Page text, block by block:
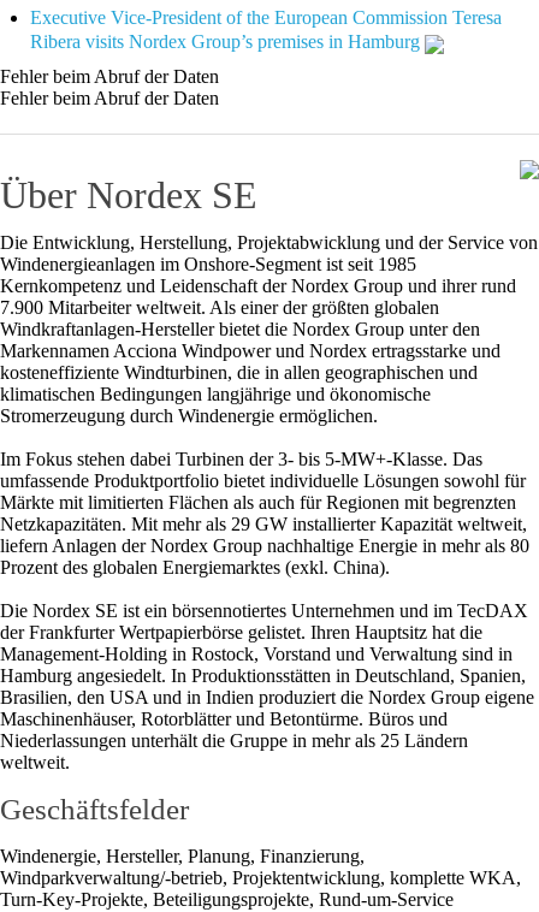
Executive Vice‑President of the European Commission Teresa
Ribera visits Nordex Group’s premises in Hamburg
Fehler beim Abruf der Daten
Fehler beim Abruf der Daten
Über Nordex SE
Die Entwicklung, Herstellung, Projektabwicklung und der Service von
Windenergieanlagen im Onshore-Segment ist seit 1985
Kernkompetenz und Leidenschaft der Nordex Group und ihrer rund
7.900 Mitarbeiter weltweit. Als einer der größten globalen
Windkraftanlagen-Hersteller bietet die Nordex Group unter den
Markennamen Acciona Windpower und Nordex ertragsstarke und
kosteneffiziente Windturbinen, die in allen geographischen und
klimatischen Bedingungen langjährige und ökonomische
Stromerzeugung durch Windenergie ermöglichen.
Im Fokus stehen dabei Turbinen der 3- bis 5-MW+-Klasse. Das
umfassende Produktportfolio bietet individuelle Lösungen sowohl für
Märkte mit limitierten Flächen als auch für Regionen mit begrenzten
Netzkapazitäten. Mit mehr als 29 GW installierter Kapazität weltweit,
liefern Anlagen der Nordex Group nachhaltige Energie in mehr als 80
Prozent des globalen Energiemarktes (exkl. China).
Die Nordex SE ist ein börsennotiertes Unternehmen und im TecDAX
der Frankfurter Wertpapierbörse gelistet. Ihren Hauptsitz hat die
Management-Holding in Rostock, Vorstand und Verwaltung sind in
Hamburg angesiedelt. In Produktionsstätten in Deutschland, Spanien,
Brasilien, den USA und in Indien produziert die Nordex Group eigene
Maschinenhäuser, Rotorblätter und Betontürme. Büros und
Niederlassungen unterhält die Gruppe in mehr als 25 Ländern
weltweit.
Geschäftsfelder
Windenergie, Hersteller, Planung, Finanzierung,
Windparkverwaltung/-betrieb, Projektentwicklung, komplette WKA,
Turn-Key-Projekte, Beteiligungsprojekte, Rund-um-Service